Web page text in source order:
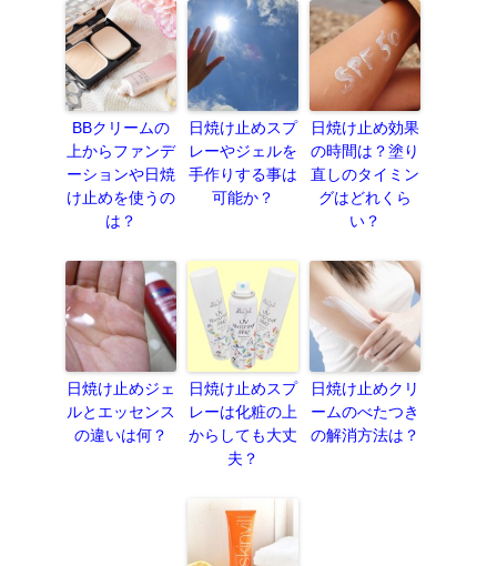
BBクリームの
上からファンデ
ーションや日焼
け止めを使うの
は？
日焼け止めスプ
レーやジェルを
手作りする事は
可能か？
日焼け止め効果
の時間は？塗り
直しのタイミン
グはどれくら
い？
日焼け止めジェ
ルとエッセンス
の違いは何？
日焼け止めスプ
レーは化粧の上
からしても大丈
夫？
日焼け止めクリ
ームのべたつき
の解消方法は？